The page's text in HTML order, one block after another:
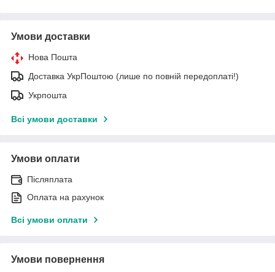
Умови доставки
Нова Пошта
Доставка УкрПоштою (лише по повній передоплаті!)
Укрпошта
Всі умови доставки
Умови оплати
Післяплата
Оплата на рахунок
Всі умови оплати
Умови повернення